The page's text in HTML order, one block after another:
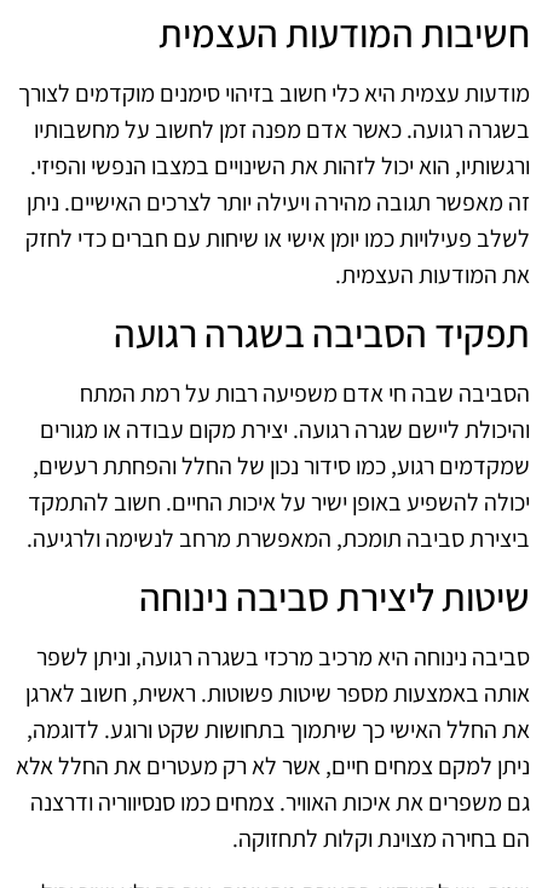
חשיבות המודעות העצמית
מודעות עצמית היא כלי חשוב בזיהוי סימנים מוקדמים לצורך
בשגרה רגועה. כאשר אדם מפנה זמן לחשוב על מחשבותיו
ורגשותיו, הוא יכול לזהות את השינויים במצבו הנפשי והפיזי.
זה מאפשר תגובה מהירה ויעילה יותר לצרכים האישיים. ניתן
לשלב פעילויות כמו יומן אישי או שיחות עם חברים כדי לחזק
את המודעות העצמית.
תפקיד הסביבה בשגרה רגועה
הסביבה שבה חי אדם משפיעה רבות על רמת המתח
והיכולת ליישם שגרה רגועה. יצירת מקום עבודה או מגורים
שמקדמים רגוע, כמו סידור נכון של החלל והפחתת רעשים,
יכולה להשפיע באופן ישיר על איכות החיים. חשוב להתמקד
ביצירת סביבה תומכת, המאפשרת מרחב לנשימה ולרגיעה.
שיטות ליצירת סביבה נינוחה
סביבה נינוחה היא מרכיב מרכזי בשגרה רגועה, וניתן לשפר
אותה באמצעות מספר שיטות פשוטות. ראשית, חשוב לארגן
את החלל האישי כך שיתמוך בתחושות שקט ורוגע. לדוגמה,
ניתן למקם צמחים חיים, אשר לא רק מעטרים את החלל אלא
גם משפרים את איכות האוויר. צמחים כמו סנסיווריה ודרצנה
הם בחירה מצוינת וקלות לתחזוקה.